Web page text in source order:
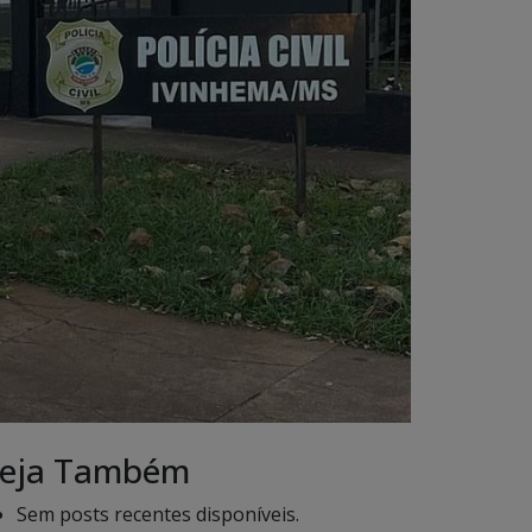
Também
Sem posts recentes disponíveis.